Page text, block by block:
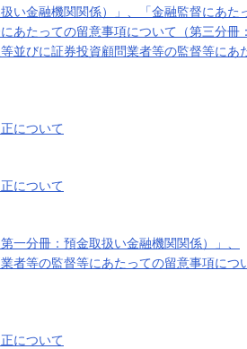
い金融機関関係）」、「金融監督にあた
あたっての留意事項について（第三分冊：
並びに証券投資顧問業者等の監督等にあ
について
について
一分冊：預金取扱い金融機関関係）」、
者等の監督等にあたっての留意事項につ
について